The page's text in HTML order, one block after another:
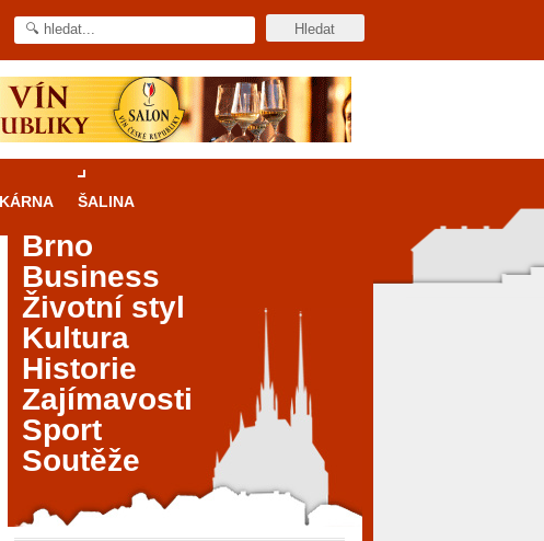
ŠALINA
Brno
Business
Životní styl
Kultura
Historie
Zajímavosti
Sport
Soutěže